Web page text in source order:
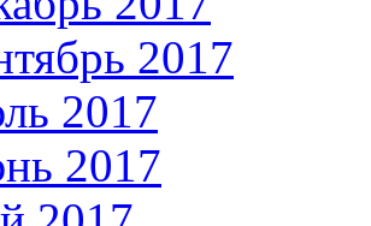
2017
2017
2017